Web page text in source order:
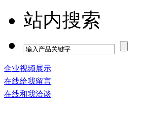
站内搜索
企业视频展示
在线给我留言
在线和我洽谈